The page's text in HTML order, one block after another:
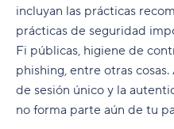
incluyan las prácticas
prácticas de seguridad
Fi públicas, higiene de
phishing, entre otras
de sesión único y la
no forma parte aún de tu